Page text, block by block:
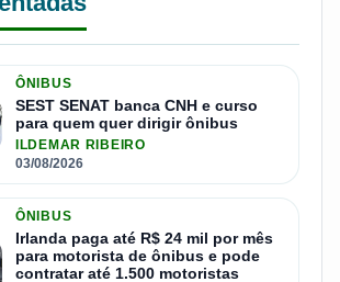
ÔNIBUS
SEST SENAT banca CNH e curso
para quem quer dirigir ônibus
ILDEMAR RIBEIRO
03/08/2026
ÔNIBUS
Irlanda paga até R$ 24 mil por mês
para motorista de ônibus e pode
contratar até 1.500 motoristas